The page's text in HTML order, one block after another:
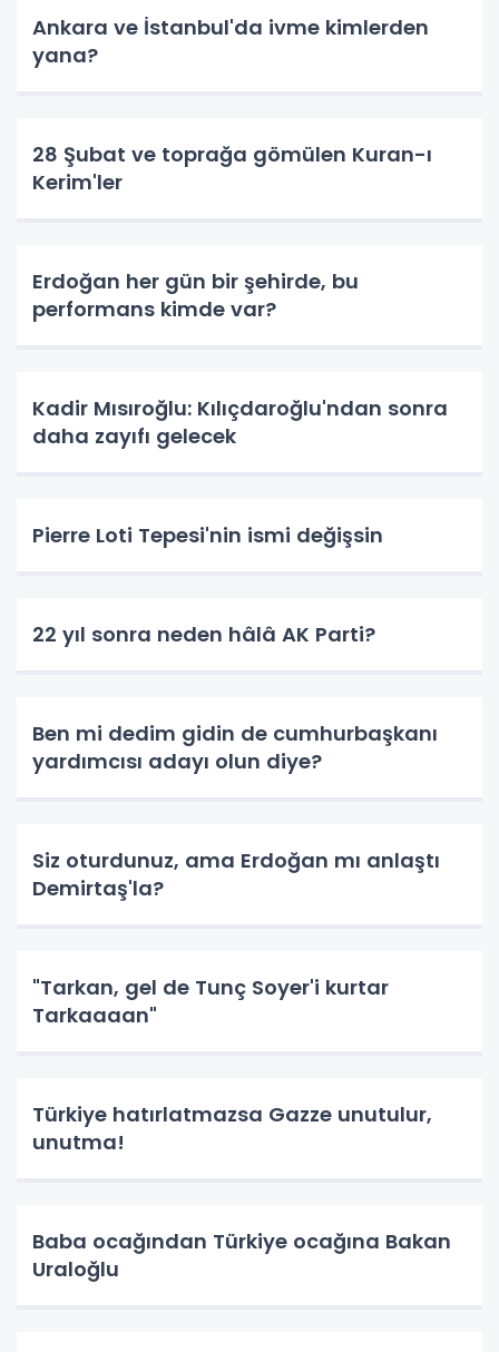
Ankara ve İstanbul'da ivme kimlerden
yana?
28 Şubat ve toprağa gömülen Kuran-ı
Kerim'ler
Erdoğan her gün bir şehirde, bu
performans kimde var?
Kadir Mısıroğlu: Kılıçdaroğlu'ndan sonra
daha zayıfı gelecek
Pierre Loti Tepesi'nin ismi değişsin
22 yıl sonra neden hâlâ AK Parti?
Ben mi dedim gidin de cumhurbaşkanı
yardımcısı adayı olun diye?
Siz oturdunuz, ama Erdoğan mı anlaştı
Demirtaş'la?
"Tarkan, gel de Tunç Soyer'i kurtar
Tarkaaaan"
Türkiye hatırlatmazsa Gazze unutulur,
unutma!
Baba ocağından Türkiye ocağına Bakan
Uraloğlu